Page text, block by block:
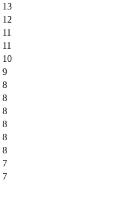
13
12
11
11
10
9
8
8
8
8
8
8
7
7